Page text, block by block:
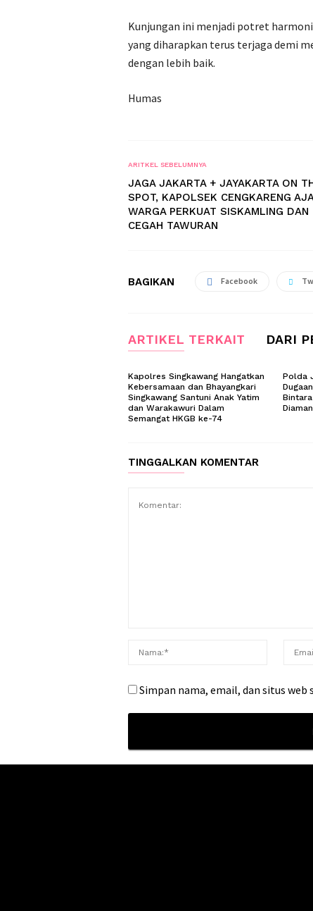
Kunjungan ini menjadi potret
yang diharapkan terus terjaga demi
dengan lebih baik.
Humas
ARITKEL SEBELUMNYA
JAGA JAKARTA + JAYAKARTA ON
SPOT, KAPOLSEK CENGKARENG
WARGA PERKUAT SISKAMLING DAN
CEGAH TAWURAN
BAGIKAN Facebook
ARTIKEL TERKAIT DARI
Kapolres Singkawang Hangatkan
Kebersamaan dan Bhayangkari
Singkawang Santuni Anak Yatim
dan Warakawuri Dalam
Semangat HKGB ke-74
Polda
TINGGALKAN KOMENTAR
Simpan nama, email, dan situs